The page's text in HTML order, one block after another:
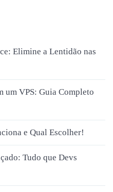
Elimine a Lentidão nas
um VPS: Guia Completo
e Qual Escolher!
Tudo que Devs